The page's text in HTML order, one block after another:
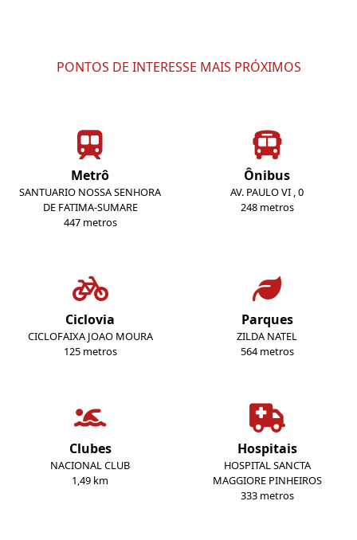
PONTOS DE INTERESSE MAIS PRÓXIMOS
Metrô
SANTUARIO NOSSA SENHORA
DE FATIMA-SUMARE
447 metros
Ônibus
AV. PAULO VI , 0
248 metros
Ciclovia
CICLOFAIXA JOAO MOURA
125 metros
Parques
ZILDA NATEL
564 metros
Clubes
NACIONAL CLUB
1,49 km
Hospitais
HOSPITAL SANCTA
MAGGIORE PINHEIROS
333 metros